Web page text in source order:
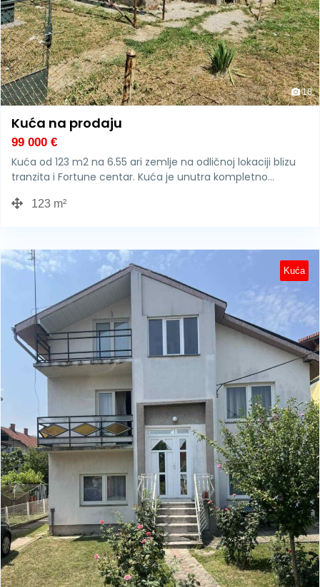
18
Kuća na prodaju
99 000 €
Kuća od 123 m2 na 6.55 ari zemlje na odličnoj lokaciji blizu
tranzita i Fortune centar. Kuća je unutra kompletno…
123 m²
Kuća